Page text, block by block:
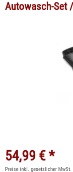
Autowasch-Set
54,99 € *
Preise inkl. gesetzlicher MwSt.